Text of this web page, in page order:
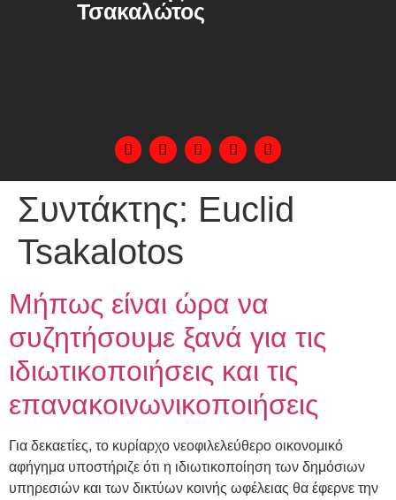
Τσακαλώτος
Συντάκτης: Euclid
Tsakalotos
Μήπως είναι ώρα να
συζητήσουμε ξανά για τις
ιδιωτικοποιήσεις και τις
επανακοινωνικοποιήσεις
Για δεκαετίες, το κυρίαρχο νεοφιλελεύθερο οικονομικό
αφήγημα υποστήριζε ότι η ιδιωτικοποίηση των δημόσιων
υπηρεσιών και των δικτύων κοινής ωφέλειας θα έφερνε την